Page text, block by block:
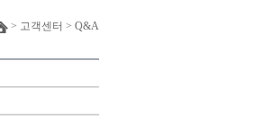
> 고객센터 > Q&A